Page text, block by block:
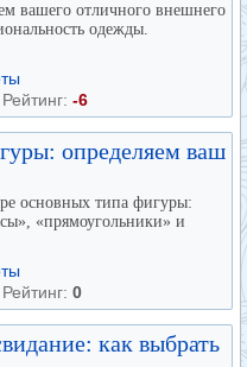
вашего отличного внешнего
одежды.
-6
определяем ваш
основных типа фигуры:
«прямоугольники» и
0
как выбрать